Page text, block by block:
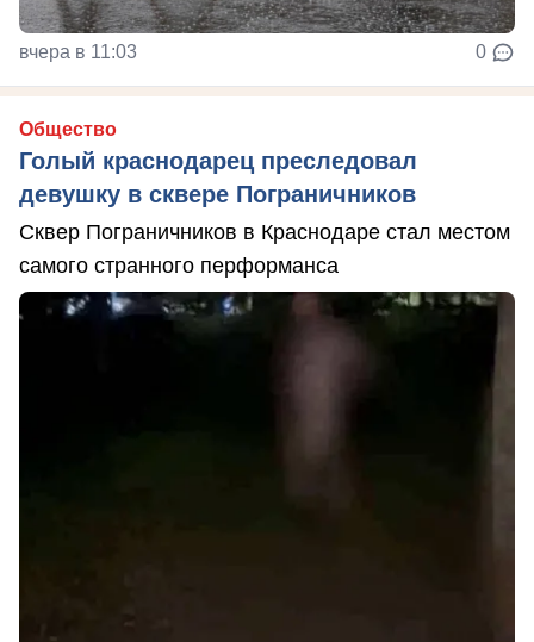
вчера в 11:03 0
Общество
Голый краснодарец преследовал
девушку в сквере Пограничников
Сквер Пограничников в Краснодаре стал местом
самого странного перформанса